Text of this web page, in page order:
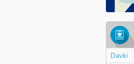
Davki